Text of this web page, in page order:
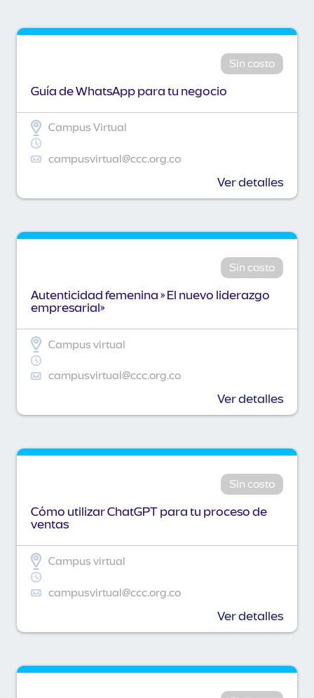
Sin costo
Guía de WhatsApp para tu negocio
Campus Virtual
campusvirtual@ccc.org.co
Ver detalles
Sin costo
Autenticidad femenina » El nuevo liderazgo
empresarial»
Campus virtual
campusvirtual@ccc.org.co
Ver detalles
Sin costo
Cómo utilizar ChatGPT para tu proceso de
ventas
Campus virtual
campusvirtual@ccc.org.co
Ver detalles